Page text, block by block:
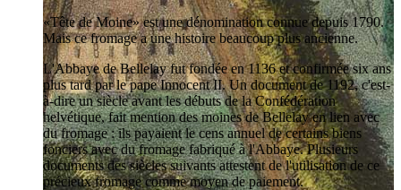
«Tête de Moine» est une dénomination connue depuis 1790.
Mais ce fromage a une histoire beaucoup plus ancienne.
L'Abbaye de Bellelay fut fondée en 1136 et confirmée six ans
plus tard par le pape Innocent II. Un document de 1192, c'est-
à-dire un siècle avant les débuts de la Confédération
helvétique, fait mention des moines de Bellelay en lien avec
du fromage : ils payaient le cens annuel de certains biens
fonciers avec du fromage fabriqué à l'Abbaye. Plusieurs
documents des siècles suivants attestent de l'utilisation de ce
précieux fromage comme moyen de paiement.